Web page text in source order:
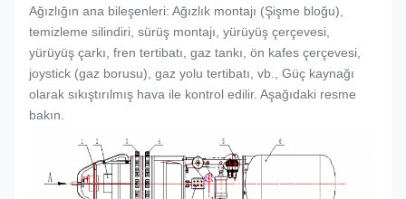
Ağızlığın ana bileşenleri: Ağızlık montajı (Şişme bloğu),
temizleme silindiri, sürüş montajı, yürüyüş çerçevesi,
yürüyüş çarkı, fren tertibatı, gaz tankı, ön kafes çerçevesi,
joystick (gaz borusu), gaz yolu tertibatı, vb., Güç kaynağı
olarak sıkıştırılmış hava ile kontrol edilir. Aşağıdaki resme
bakın.